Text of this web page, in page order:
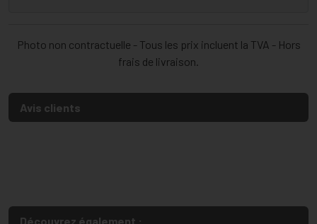
Photo non contractuelle - Tous les prix incluent la TVA - Hors
frais de livraison.
Avis clients
Découvrez également :